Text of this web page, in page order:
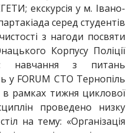
екскурсія у м. Івано-
серед студентів
з нагоди посвяти
Корпусу Поліції
навчання з питань
у FORUM СТО Тернопіль
в рамках тижня циклової
проведено низку
на тему: «Організація